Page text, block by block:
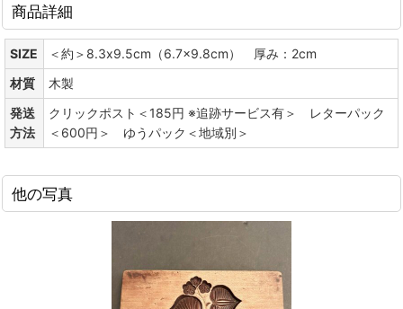
商品詳細
SIZE
＜約＞8.3x9.5cm（6.7x9.8cm） 厚み：2cm
材質
木製
発送
方法
クリックポスト＜185円 ※追跡サービス有＞ レターパック
＜600円＞ ゆうパック＜地域別＞
他の写真